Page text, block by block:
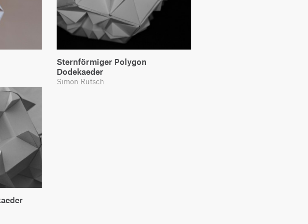
Sternförmiger Polygon
Dodekaeder
Simon Rutsch